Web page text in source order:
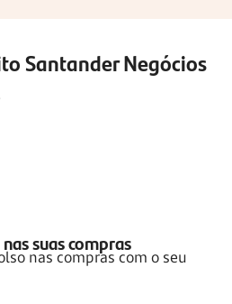
Santander Negócios
suas compras
nas compras com o seu